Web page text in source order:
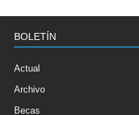
BOLETÍN
Actual
Archivo
Becas